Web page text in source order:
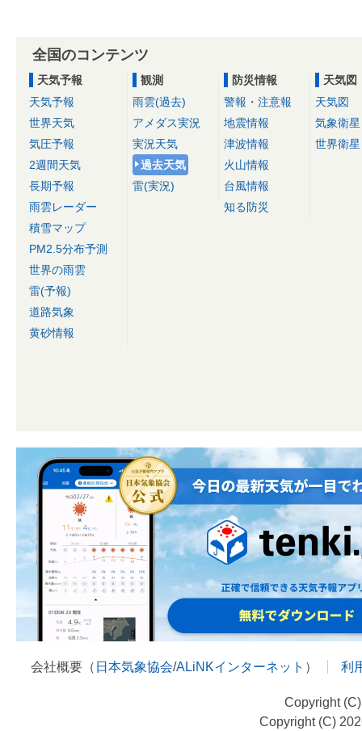
全国のコンテンツ
天気予報
天気予報
世界天気
気圧予報
2週間天気
長期予報
雨雲レーダー
積雪マップ
PM2.5分布予測
世界の雨雲
雷(予報)
道路気象
黄砂情報
観測
雨雲(過去)
アメダス実況
実況天気
過去天気
雷(実況)
防災情報
警報・注意報
地震情報
津波情報
火山情報
台風情報
知る防災
天気図
天気図
気象衛星
世界衛星
会社概要（ 日本気象協会/ALiNKインターネット ） 利
Copyright
Copyright (C)